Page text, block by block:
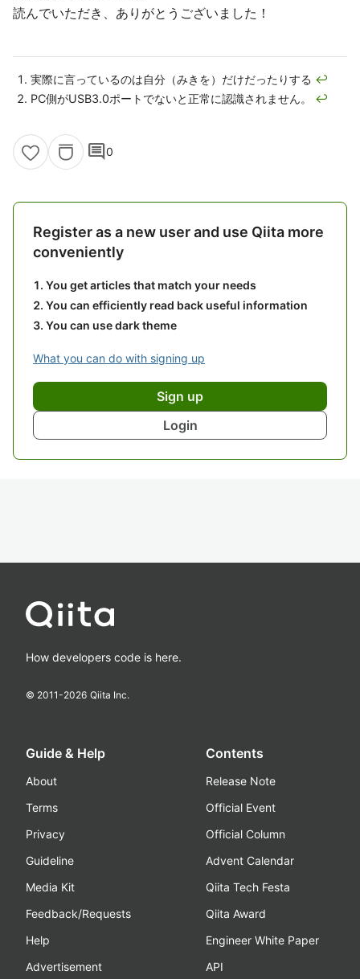
読んでいただき、ありがとうございました！
実際に言っているのは自分（みきを）だけだったりする ↩
PC側がUSB3.0ポートでないと正常に認識されません。 ↩
comment0
Register as a new user and use Qiita more
conveniently
You get articles that match your needs
You can efficiently read back useful information
You can use dark theme
What you can do with signing up
Sign up
Login
How developers code is here.
© 2011-2026 Qiita Inc.
Guide & Help
About
Terms
Privacy
Guideline
Media Kit
Feedback/Requests
Help
Advertisement
Contents
Release Note
Official Event
Official Column
Advent Calendar
Qiita Tech Festa
Qiita Award
Engineer White Paper
API